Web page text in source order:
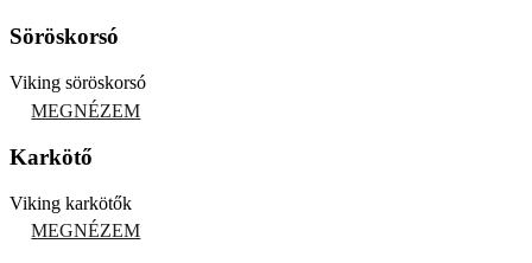
Söröskorsó
Viking söröskorsó
MEGNÉZEM
Karkötő
Viking karkötők
MEGNÉZEM